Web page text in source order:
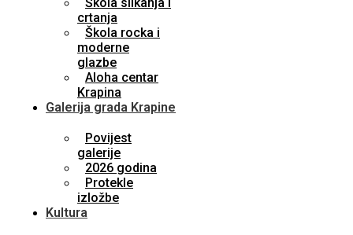
crtanja
Škola rocka i
moderne
glazbe
Aloha centar
Krapina
Galerija grada Krapine
Povijest
galerije
2026 godina
Protekle
izložbe
Kultura